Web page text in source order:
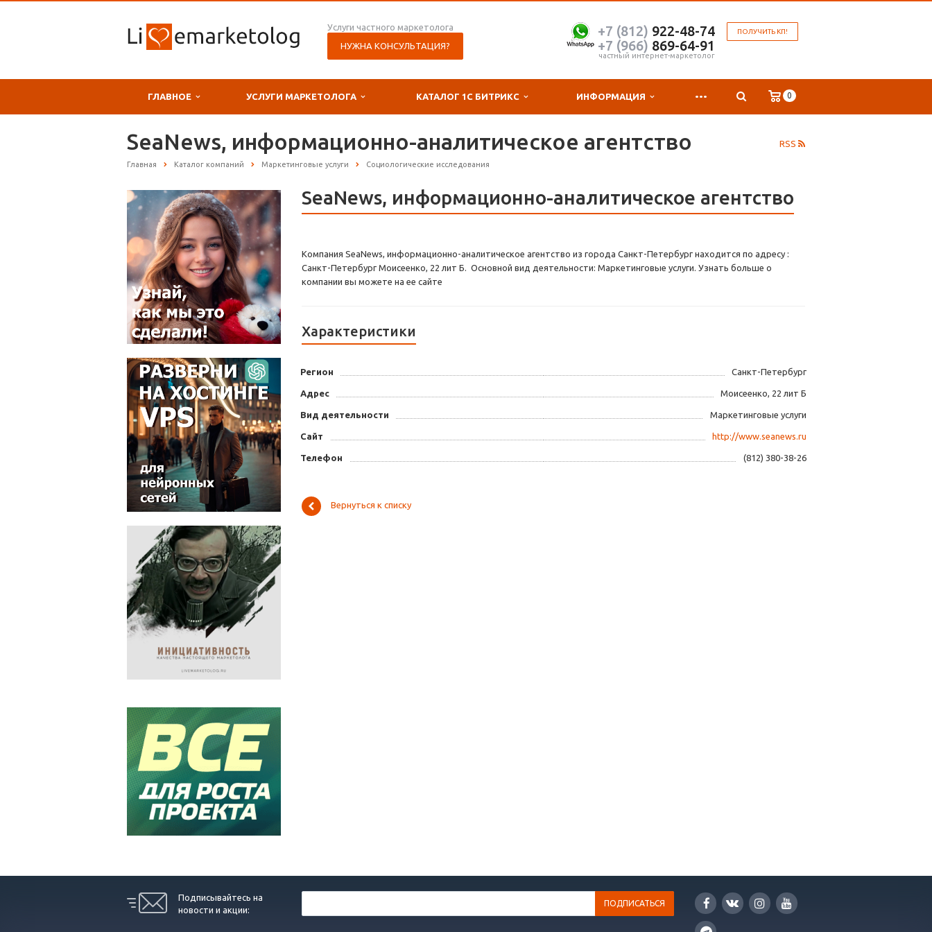
Услуги частного маркетолога
НУЖНА КОНСУЛЬТАЦИЯ?
ПОЛУЧИТЬ КП!
+7 (812) 922-48-74
+7 (966) 869-64-91
частный интернет-маркетолог
ГЛАВНОЕ УСЛУГИ МАРКЕТОЛОГА КАТАЛОГ 1С БИТРИКС ИНФОРМАЦИЯ ... 0
RSS
SeaNews, информационно-аналитическое агентство
Главная Каталог компаний Маркетинговые услуги Социологические исследования
SeaNews, информационно-аналитическое агентство
Компания SeaNews, информационно-аналитическое агентство из города Санкт-Петербург находится по адресу :
Санкт-Петербург Моисеенко, 22 лит Б. Основной вид деятельности: Маркетинговые услуги. Узнать больше о
компании вы можете на ее сайте
Характеристики
Регион Санкт-Петербург
Адрес Моисеенко, 22 лит Б
Вид деятельности Маркетинговые услуги
Сайт http://www.seanews.ru
Телефон (812) 380-38-26
Вернуться к списку
Подписывайтесь на
новости и акции: